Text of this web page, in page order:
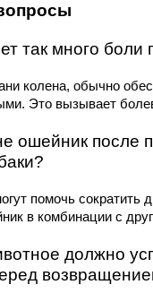
так много боли
колена, обычно
Это вызывает
ошейник после
помочь сократить
в комбинации с
должно